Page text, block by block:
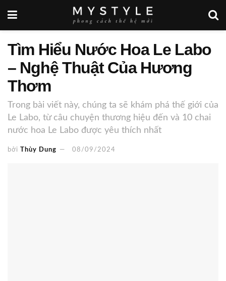
Tìm Hiểu Nước Hoa Le Labo
– Nghệ Thuật Của Hương
Thơm
Trong bài viết này, chúng ta sẽ khám phá thế giới của
Le Labo, từ câu chuyện thương hiệu đến và 10 chai
nước hoa Le Labo được yêu thích nhất
bởi Thùy Dung 08/09/2024